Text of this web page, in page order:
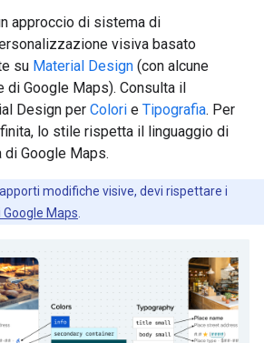
approccio di sistema di
visiva basato
su Material Design (con alcune
Google Maps). Consulta il
Design per Colori e Tipografia. Per
lo stile rispetta il linguaggio di
Google Maps.
modifiche visive, devi rispettare i
Maps.